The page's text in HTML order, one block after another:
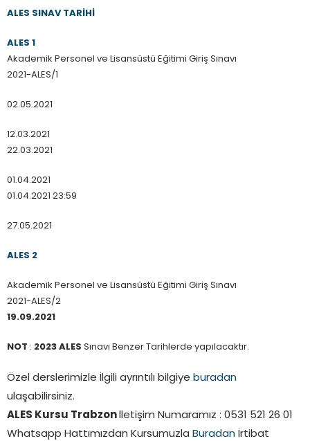
ALES SINAV TARİHİ
ALES 1
Akademik Personel ve Lisansüstü Eğitimi Giriş Sınavı
2021-ALES/1
02.05.2021
12.03.2021
22.03.2021
01.04.2021
01.04.2021 23:59
27.05.2021
ALES 2
Akademik Personel ve Lisansüstü Eğitimi Giriş Sınavı
2021-ALES/2
19.09.2021
NOT : 2023 ALES Sınavı Benzer Tarihlerde yapılacaktır.
Özel derslerimizle İlgili ayrıntılı bilgiye buradan
ulaşabilirsiniz.
ALES Kursu Trabzon İletişim Numaramız : 0531 521 26 01
Whatsapp Hattımızdan Kursumuzla Buradan İrtibat